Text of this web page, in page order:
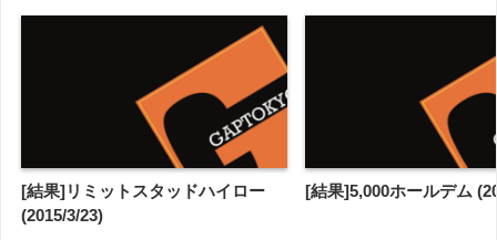
[結果]リミットスタッドハイロー
(2015/3/23)
[結果]5,000ホールデム